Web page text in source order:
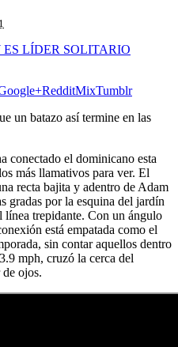
RedditMixTumblr
un batazo así termine en las
conectado el dominicano esta
más llamativos para ver. El
recta bajita y adentro de Adam
gradas por la esquina del jardín
línea trepidante. Con un ángulo
está empatada como el
sin contar aquellos dentro
mph, cruzó la cerca del
ojos.